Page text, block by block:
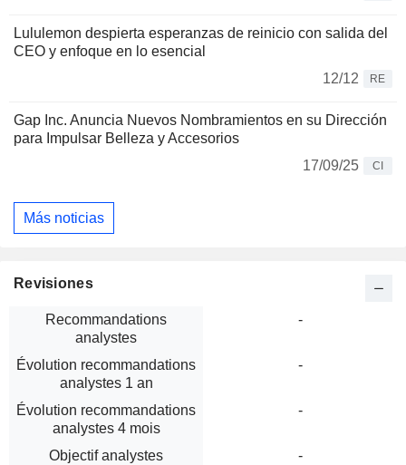
Lululemon despierta esperanzas de reinicio con salida del
CEO y enfoque en lo esencial
12/12
RE
Gap Inc. Anuncia Nuevos Nombramientos en su Dirección
para Impulsar Belleza y Accesorios
17/09/25
CI
Más noticias
Revisiones
Recommandations
analystes
-
Évolution recommandations
analystes 1 an
-
Évolution recommandations
analystes 4 mois
-
Objectif analystes
-